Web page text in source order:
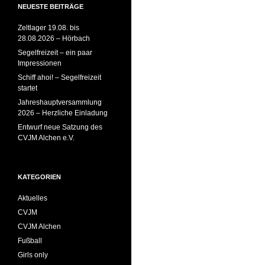
NEUESTE BEITRÄGE
Zeltlager 19.08. bis
28.08.2026 – Hörbach
Segelfreizeit – ein paar
Impressionen
Schiff ahoi! – Segelfreizeit
startet
Jahreshauptversammlung
2026 – Herzliche Einladung
Entwurf neue Satzung des
CVJM Alchen e.V.
KATEGORIEN
Aktuelles
CVJM
CVJM Alchen
Fußball
Girls only